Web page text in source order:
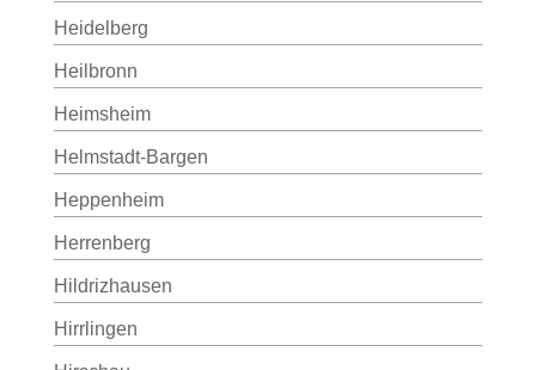
Heidelberg
Heilbronn
Heimsheim
Helmstadt-Bargen
Heppenheim
Herrenberg
Hildrizhausen
Hirrlingen